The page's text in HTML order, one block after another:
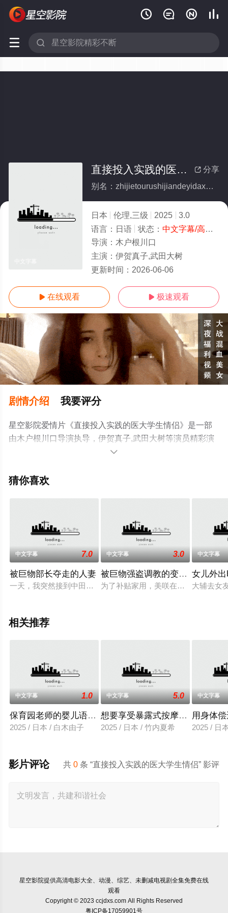
   
 
 分享
直接投入实践的医大学生情侣
别名：zhijietourushijiandeyidaxueshengqinglv
日本 伦理,三级 2025
3.0
语言： 日语 状态： 中文字幕/高清
导演： 木户根川口
主演： 伊贺真子,武田大树
更新时间： 2026-06-06
 在线观看  极速观看
剧情介绍 我要评分
星空影院爱情片《直接投入实践的医大学生情侣》是一部
由木户根川口导演执导，伊贺真子,武田大树等演员精彩演
绎的日本电影，手机免费观看高清无删减完整版电影大全
电视猫或剧情网等平台了解。

猜你喜欢
中文字幕 7.0
被巨物部长夺走的人妻
一天，我突然接到中田经理的出差指令。难道是因为我向公司
中文字幕 3.0
被巨物强盗调教的变态人妻兼职
为了补贴家用，美咲在一家便利店做
中文字幕
女儿外
大辅去女
相关推荐
中文字幕 1.0
保育园老师的婴儿语让人超兴奋
2025 / 日本 / 白木由子
中文字幕 5.0
想要享受暴露式按摩的已婚女子
2025 / 日本 / 竹内夏希
中文字幕
用身体
2025 / 日
共0 条 “直接投入实践的医大学生情侣” 影评
影片评论
星空影院提供高清电影大全、动漫、综艺、未删减电视剧全集免费在线
观看
Copyright © 2023 ccjdxs.com All Rights Reserved
粤ICP备17059901号